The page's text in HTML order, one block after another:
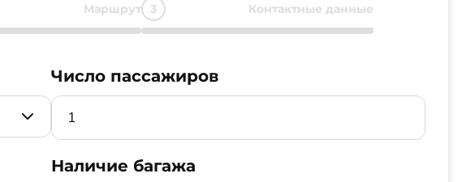
Маршрут Контактные данные
Число пассажиров
Наличие багажа